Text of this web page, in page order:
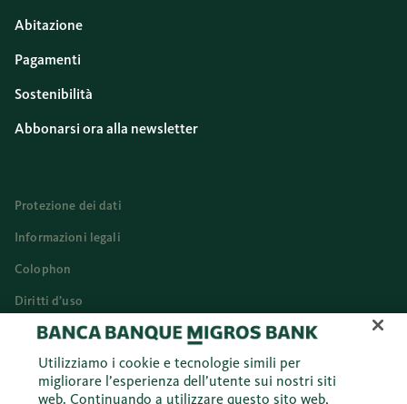
Abitazione
Pagamenti
Sostenibilità
Abbonarsi ora alla newsletter
Protezione dei dati
Informazioni legali
Colophon
Diritti d’uso
Cookies
Italiano (IT)
Utilizziamo i cookie e tecnologie simili per
migliorare l’esperienza dell’utente sui nostri siti
web. Continuando a utilizzare questo sito web,